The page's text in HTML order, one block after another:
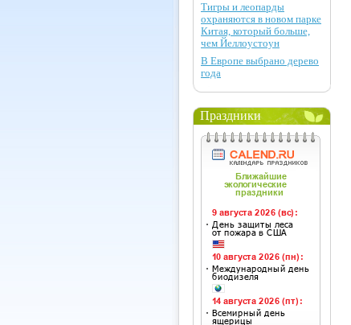
Тигры и леопарды
охраняются в новом парке
Китая, который больше,
чем Йеллоустоун
В Европе выбрано дерево
года
Праздники